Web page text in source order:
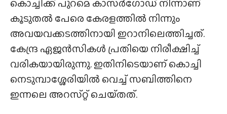
കൂടുതൽ പേരെ കേരളത്തിൽ നിന്നും
അവയവക്കടത്തിനായി ഇറാനിലെത്തിച്ചത്.
കേന്ദ്ര ഏജൻസികൾ പ്രതിയെ നിരീക്ഷിച്ച്
വരികയായിരുന്നു. ഇതിനിടെയാണ് കൊച്ചി
നെടുമ്പാശ്ശേരിയിൽ വെച്ച് സബിത്തിനെ
ഇന്നലെ അറസ്‌റ്റ് ചെയ്‌തത്‌.